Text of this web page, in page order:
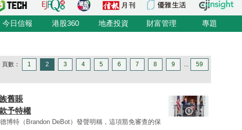
今日信報 港股360 地產投資 財富管理 專題
頁數： 1 2 3 4 5 6 7 8 9 ... 59
舊賬
予特權
德博特（Brandon DeBot）發聲明稱，這項豁免審查的保